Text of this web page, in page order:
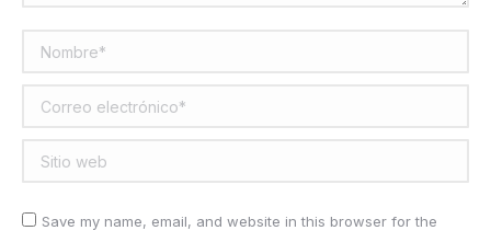
Nombre *
Correo electrónico *
Sitio web
Save my name, email, and website in this browser for the